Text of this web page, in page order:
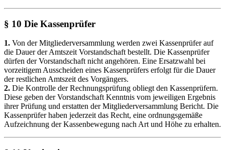
§ 10 Die Kassenprüfer
1. Von der Mitgliederversammlung werden zwei Kassenprüfer auf
die Dauer der Amtszeit Vorstandschaft bestellt. Die Kassenprüfer
dürfen der Vorstandschaft nicht angehören. Eine Ersatzwahl bei
vorzeitigem Ausscheiden eines Kassenprüfers erfolgt für die Dauer
der restlichen Amtszeit des Vorgängers.
2. Die Kontrolle der Rechnungsprüfung obliegt den Kassenprüfern.
Diese geben der Vorstandschaft Kenntnis vom jeweiligen Ergebnis
ihrer Prüfung und erstatten der Mitgliederversammlung Bericht. Die
Kassenprüfer haben jederzeit das Recht, eine ordnungsgemäße
Aufzeichnung der Kassenbewegung nach Art und Höhe zu erhalten.